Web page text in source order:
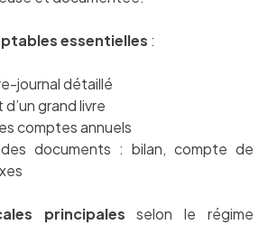
essentielles :
journal détaillé
grand livre
comptes annuels
documents : bilan, compte de
principales selon le régime